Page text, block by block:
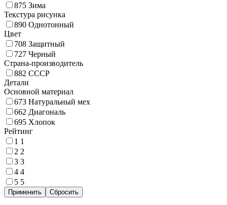
875 Зима
Текстура рисунка
890 Однотонный
Цвет
708 Защитный
727 Черный
Страна-производитель
882 СССР
Детали
Основной материал
673 Натуральный мех
662 Диагональ
695 Хлопок
Рейтинг
1 1
2 2
3 3
4 4
5 5